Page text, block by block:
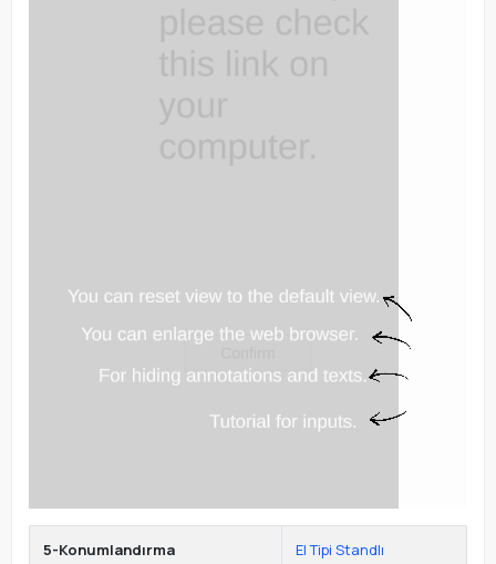
5-Konumlandırma El Tipi Standlı